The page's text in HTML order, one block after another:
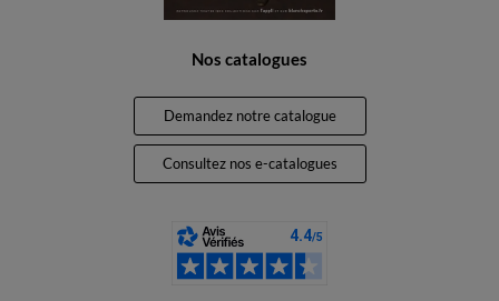
Nos catalogues
Demandez notre catalogue
Consultez nos e-catalogues